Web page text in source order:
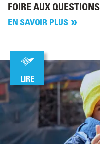
FOIRE AUX QUESTIONS
EN SAVOIR PLUS
LIRE